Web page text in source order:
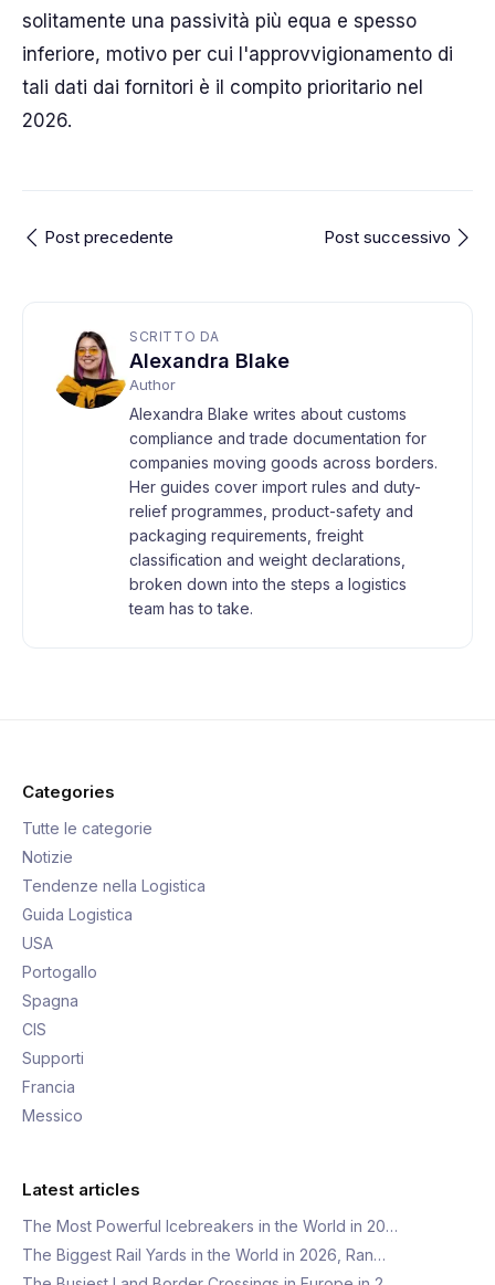
solitamente una passività più equa e spesso
inferiore, motivo per cui l'approvvigionamento di
tali dati dai fornitori è il compito prioritario nel
2026.
Post precedente Post successivo
SCRITTO DA
Alexandra Blake
Author
Alexandra Blake writes about customs
compliance and trade documentation for
companies moving goods across borders.
Her guides cover import rules and duty-
relief programmes, product-safety and
packaging requirements, freight
classification and weight declarations,
broken down into the steps a logistics
team has to take.
Categories
Tutte le categorie
Notizie
Tendenze nella Logistica
Guida Logistica
USA
Portogallo
Spagna
CIS
Supporti
Francia
Messico
Latest articles
The Most Powerful Icebreakers in the World in 20…
The Biggest Rail Yards in the World in 2026, Ran…